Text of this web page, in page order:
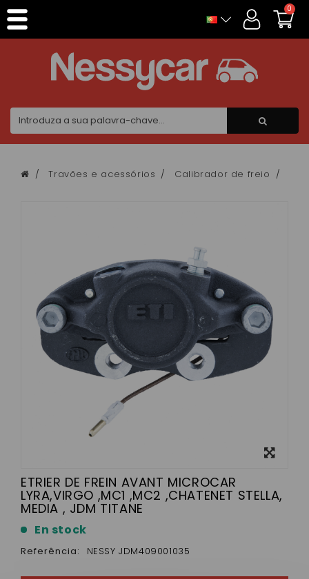
0
Travões e acessórios Calibrador de freio
ETRIER DE FREIN AVANT MICROCAR
LYRA,VIRGO ,MC1 ,MC2 ,CHATENET STELLA,
MEDIA , JDM TITANE
En stock
Referência: NESSY JDM409001035
Painel de Gerenciamento de Cookies